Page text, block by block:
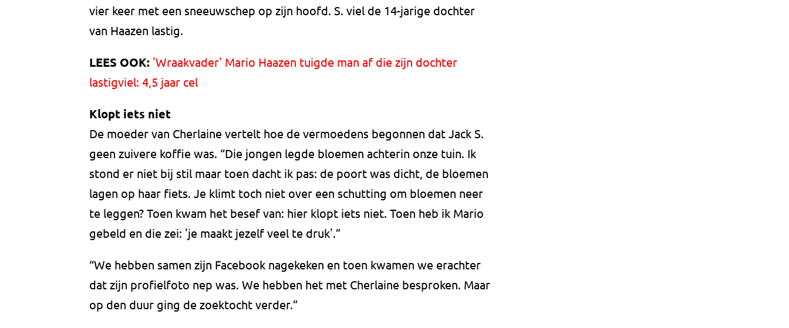
vier keer met een sneeuwschep op zijn hoofd. S. viel de 14-jarige dochter
van Haazen lastig.
LEES OOK: 'Wraakvader' Mario Haazen tuigde man af die zijn dochter
lastigviel: 4,5 jaar cel
Klopt iets niet
De moeder van Cherlaine vertelt hoe de vermoedens begonnen dat Jack S.
geen zuivere koffie was. “Die jongen legde bloemen achterin onze tuin. Ik
stond er niet bij stil maar toen dacht ik pas: de poort was dicht, de bloemen
lagen op haar fiets. Je klimt toch niet over een schutting om bloemen neer
te leggen? Toen kwam het besef van: hier klopt iets niet. Toen heb ik Mario
gebeld en die zei: 'je maakt jezelf veel te druk'.”
“We hebben samen zijn Facebook nagekeken en toen kwamen we erachter
dat zijn profielfoto nep was. We hebben het met Cherlaine besproken. Maar
op den duur ging de zoektocht verder.”